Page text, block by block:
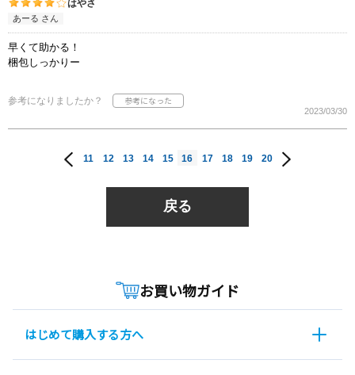
はやさ
あーる さん
早くて助かる！
梱包しっかりー
参考になりましたか？
2023/03/30
11 12 13 14 15 16 17 18 19 20
戻る
お買い物ガイド
はじめて購入する方へ